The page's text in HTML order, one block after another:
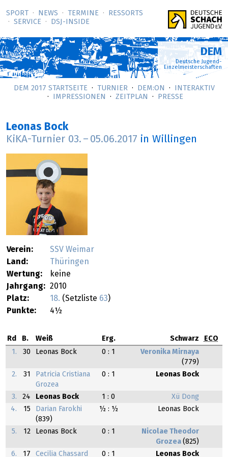
SPORT NEWS TERMINE
RESSORTS
SERVICE
DSJ-­INSIDE
DEM
Deutsche Jugend-
Einzelmeisterschaften
DEM 2017 STARTSEITE TURNIER DEM:ON
INTERAKTIV
IMPRESSIONEN
ZEITPLAN PRESSE
Leonas Bock
KiKA-Turnier 03. – 05.06.2017 in Willingen
Verein:
SSV Weimar
Land:
Thüringen
Wertung:
keine
Jahrgang: 2010
Platz:
18. (Setzliste 63)
Punkte:
4½
Rd B. Weiß Erg. Schwarz
ECO
1.
30 Leonas Bock 0 : 1
Veronika Mirnaya
(779)
2.
31
Patricia Cristiana
Grozea
0 : 1 Leonas Bock
3. 24 Leonas Bock 1 : 0
Xü Dong
4.
15
Darian Farokhi
(839)
½ : ½ Leonas Bock
5. 12 Leonas Bock 0 : 1
Nicolae Theodor
Grozea (825)
6.
17 Cecilia Chassard 0 : 1 Leonas Bock